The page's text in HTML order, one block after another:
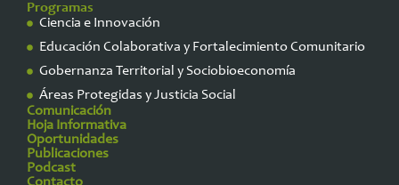
Programas
Ciencia e Innovación
Educación Colaborativa y Fortalecimiento Comunitario
Gobernanza Territorial y Sociobioeconomía
Áreas Protegidas y Justicia Social
Comunicación
Hoja Informativa
Oportunidades
Publicaciones
Podcast